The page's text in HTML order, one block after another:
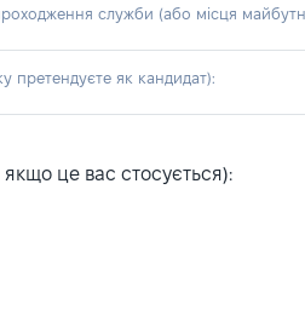
служби (або місця
претендуєте як кандидат):
якщо це вас стосується):